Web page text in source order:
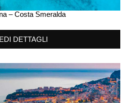
– Costa Smeralda
DETTAGLI